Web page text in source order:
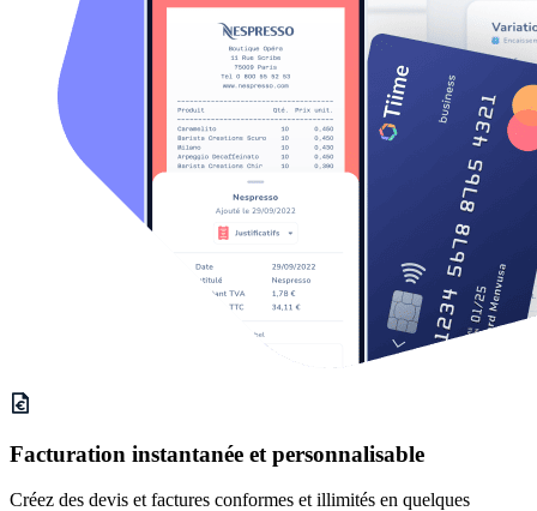
Facturation instantanée et personnalisable
Créez des devis et factures conformes et illimités en quelques